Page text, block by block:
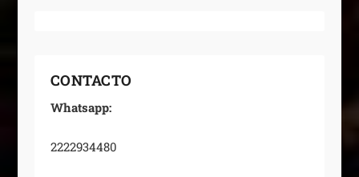
CONTACTO
Whatsapp:
2222934480